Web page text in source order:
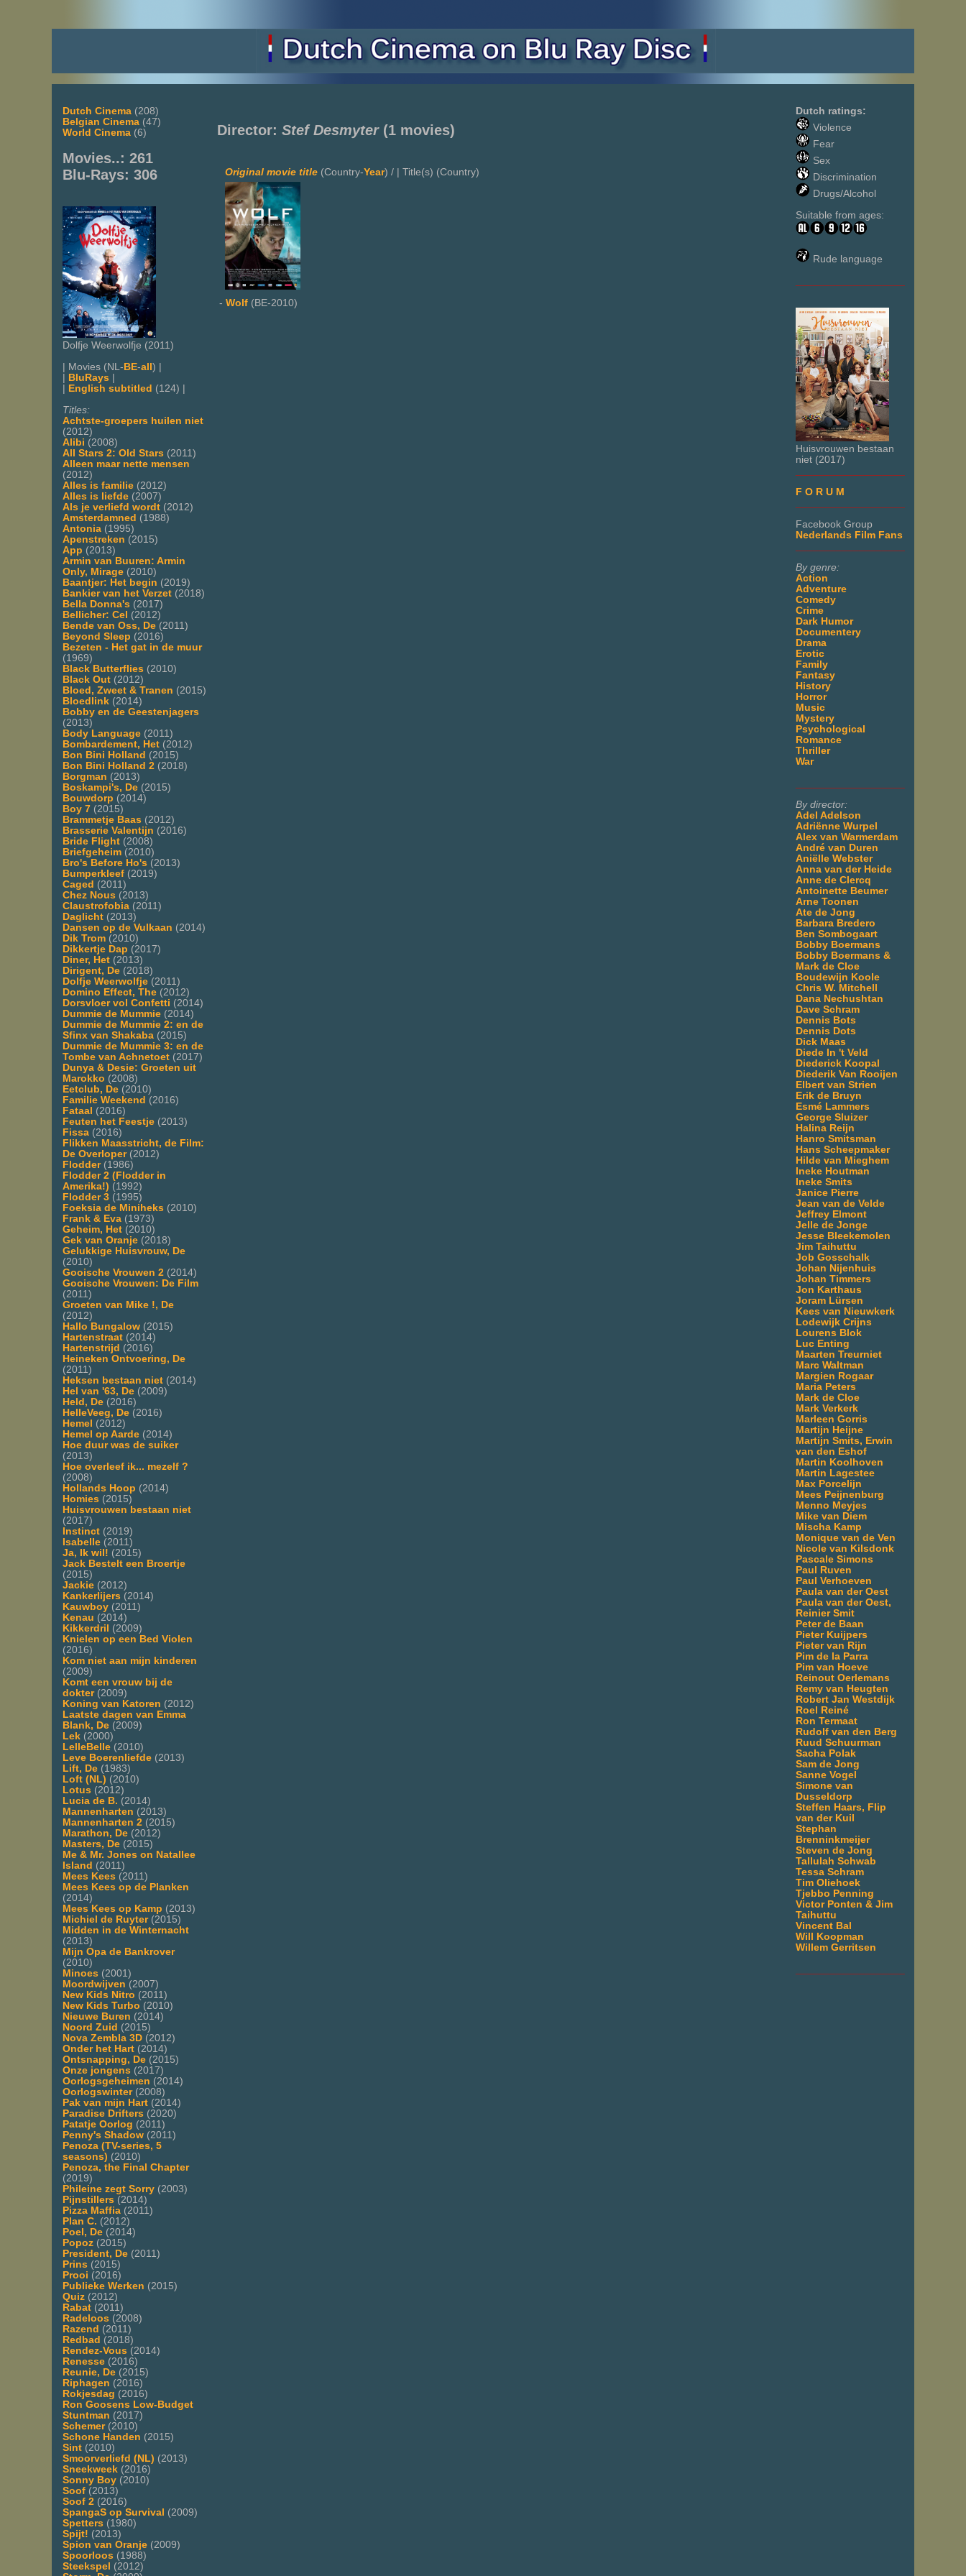
Dutch Cinema (208)
Belgian Cinema (47)
World Cinema (6)
Movies..: 261
Blu-Rays: 306
Dolfje Weerwolfje (2011)
| Movies (NL- BE-all ) |
BluRays
English subtitled (124) |
Titles:
Achtste-groepers huilen niet
(2012)
Alibi (2008)
All Stars 2: Old Stars (2011)
Alleen maar nette mensen
(2012)
Alles is familie (2012)
Alles is liefde (2007)
Als je verliefd wordt (2012)
Amsterdamned (1988)
Antonia (1995)
Apenstreken (2015)
App (2013)
Armin van Buuren: Armin
Only, Mirage (2010)
Baantjer: Het begin (2019)
Bankier van het Verzet (2018)
Bella Donna's (2017)
Bellicher: Cel (2012)
Bende van Oss, De (2011)
Beyond Sleep (2016)
Bezeten - Het gat in de muur
(1969)
Black Butterflies (2010)
Black Out (2012)
Bloed, Zweet & Tranen (2015)
Bloedlink (2014)
Bobby en de Geestenjagers
(2013)
Body Language (2011)
Bombardement, Het (2012)
Bon Bini Holland (2015)
Bon Bini Holland 2 (2018)
Borgman (2013)
Boskampi's, De (2015)
Bouwdorp (2014)
Boy 7 (2015)
Brammetje Baas (2012)
Brasserie Valentijn (2016)
Bride Flight (2008)
Briefgeheim (2010)
Bro's Before Ho's (2013)
Bumperkleef (2019)
Caged (2011)
Chez Nous (2013)
Claustrofobia (2011)
Daglicht (2013)
Dansen op de Vulkaan (2014)
Dik Trom (2010)
Dikkertje Dap (2017)
Diner, Het (2013)
Dirigent, De (2018)
Dolfje Weerwolfje (2011)
Domino Effect, The (2012)
Dorsvloer vol Confetti (2014)
Dummie de Mummie (2014)
Dummie de Mummie 2: en de
Sfinx van Shakaba (2015)
Dummie de Mummie 3: en de
Tombe van Achnetoet (2017)
Dunya & Desie: Groeten uit
Marokko (2008)
Eetclub, De (2010)
Familie Weekend (2016)
Fataal (2016)
Feuten het Feestje (2013)
Fissa (2016)
Flikken Maasstricht, de Film:
De Overloper(2012)
Flodder(1986)
Flodder 2 (Flodder in
Amerika!) (1992)
Flodder 3 (1995)
Foeksia de Miniheks (2010)
Frank & Eva (1973)
Geheim, Het (2010)
Gek van Oranje (2018)
Gelukkige Huisvrouw, De
(2010)
Gooische Vrouwen 2 (2014)
Gooische Vrouwen: De Film
(2011)
Groeten van Mike !, De
(2012)
Hallo Bungalow (2015)
Hartenstraat (2014)
Hartenstrijd (2016)
Heineken Ontvoering, De
(2011)
Heksen bestaan niet (2014)
Hel van '63, De (2009)
Held, De (2016)
HelleVeeg, De (2016)
Hemel (2012)
Hemel op Aarde (2014)
Hoe duur was de suiker
(2013)
Hoe overleef ik... mezelf ?
(2008)
Hollands Hoop (2014)
Homies (2015)
Huisvrouwen bestaan niet
(2017)
Instinct (2019)
Isabelle (2011)
Ja, Ik wil! (2015)
Jack Bestelt een Broertje
(2015)
Jackie (2012)
Kankerlijers (2014)
Kauwboy (2011)
Kenau (2014)
Kikkerdril
(2009)
Knielen op een Bed Violen
(2016)
Kom niet aan mijn kinderen
(2009)
Komt een vrouw bij de
dokter(2009)
Koning van Katoren (2012)
Laatste dagen van Emma
Blank, De (2009)
Lek (2000)
LelleBelle (2010)
Leve Boerenliefde (2013)
Lift, De (1983)
Loft (NL) (2010)
Lotus (2012)
Lucia de B. (2014)
Mannenharten (2013)
Mannenharten 2 (2015)
Marathon, De (2012)
Masters, De (2015)
Me & Mr. Jones on Natallee
Island (2011)
Mees Kees (2011)
Mees Kees op de Planken
(2014)
Mees Kees op Kamp (2013)
Michiel de Ruyter(2015)
Midden in de Winternacht
(2013)
Mijn Opa de Bankrover
(2010)
Minoes (2001)
Moordwijven (2007)
New Kids Nitro (2011)
New Kids Turbo (2010)
Nieuwe Buren (2014)
Noord Zuid (2015)
Nova Zembla 3D (2012)
Onder het Hart (2014)
Ontsnapping, De (2015)
Onze jongens (2017)
Oorlogsgeheimen (2014)
Oorlogswinter(2008)
Pak van mijn Hart (2014)
Paradise Drifters (2020)
Patatje Oorlog (2011)
Penny's Shadow (2011)
Penoza (TV-series, 5
seasons) (2010)
Penoza, the Final Chapter
(2019)
Phileine zegt Sorry (2003)
Pijnstillers (2014)
Pizza Maffia (2011)
Plan C. (2012)
Poel, De (2014)
Popoz (2015)
President, De (2011)
Prins (2015)
Prooi (2016)
Publieke Werken (2015)
Quiz (2012)
Rabat (2011)
Radeloos (2008)
Razend (2011)
Redbad (2018)
Rendez-Vous (2014)
Renesse (2016)
Reunie, De (2015)
Riphagen (2016)
Rokjesdag (2016)
Ron Goosens Low-Budget
Stuntman (2017)
Schemer(2010)
Schone Handen (2015)
Sint (2010)
Smoorverliefd (NL) (2013)
Sneekweek (2016)
Sonny Boy (2010)
Soof (2013)
Soof 2 (2016)
SpangaS op Survival (2009)
Spetters (1980)
Spijt! (2013)
Spion van Oranje (2009)
Spoorloos (1988)
Steekspel (2012)
Dutch ratings:
Violence
Fear
Sex
Discrimination
Drugs/Alcohol
Suitable from ages:
Rude language
Huisvrouwen bestaan
niet (2017)
F O R U M
Facebook Group
Nederlands Film Fans
By genre:
Action
Adventure
Comedy
Crime
Dark Humor
Documentery
Drama
Erotic
Family
Fantasy
History
Horror
Music
Mystery
Psychological
Romance
Thriller
War
By director:
Adel Adelson
Adriënne Wurpel
Alex van Warmerdam
André van Duren
Aniëlle Webster
Anna van der Heide
Anne de Clercq
Antoinette Beumer
Arne Toonen
Ate de Jong
Barbara Bredero
Ben Sombogaart
Bobby Boermans
Bobby Boermans &
Mark de Cloe
Boudewijn Koole
Chris W. Mitchell
Dana Nechushtan
Dave Schram
Dennis Bots
Dennis Dots
Dick Maas
Diede In 't Veld
Diederick Koopal
Diederik Van Rooijen
Elbert van Strien
Erik de Bruyn
Esmé Lammers
George Sluizer
Halina Reijn
Hanro Smitsman
Hans Scheepmaker
Hilde van Mieghem
Ineke Houtman
Ineke Smits
Janice Pierre
Jean van de Velde
Jeffrey Elmont
Jelle de Jonge
Jesse Bleekemolen
Jim Taihuttu
Job Gosschalk
Johan Nijenhuis
Johan Timmers
Jon Karthaus
Joram Lürsen
Kees van Nieuwkerk
Lodewijk Crijns
Lourens Blok
Luc Enting
Maarten Treurniet
Marc Waltman
Margien Rogaar
Maria Peters
Mark de Cloe
Mark Verkerk
Marleen Gorris
Martijn Heijne
Martijn Smits, Erwin
van den Eshof
Martin Koolhoven
Martin Lagestee
Max Porcelijn
Mees Peijnenburg
Menno Meyjes
Mike van Diem
Mischa Kamp
Monique van de Ven
Nicole van Kilsdonk
Pascale Simons
Paul Ruven
Paul Verhoeven
Paula van der Oest
Paula van der Oest,
Reinier Smit
Peter de Baan
Pieter Kuijpers
Pieter van Rijn
Pim de la Parra
Pim van Hoeve
Reinout Oerlemans
Remy van Heugten
Robert Jan Westdijk
Roel Reiné
Ron Termaat
Rudolf van den Berg
Ruud Schuurman
Sacha Polak
Sam de Jong
Sanne Vogel
Simone van
Dusseldorp
Steffen Haars, Flip
van der Kuil
Stephan
Brenninkmeijer
Steven de Jong
Tallulah Schwab
Tessa Schram
Tim Oliehoek
Tjebbo Penning
Victor Ponten & Jim
Taihuttu
Vincent Bal
Will Koopman
Willem Gerritsen
Director: Stef Desmyter(1 movies)
Original movie title (Country-Year) / | Title(s) (Country)
- Wolf (BE-2010)